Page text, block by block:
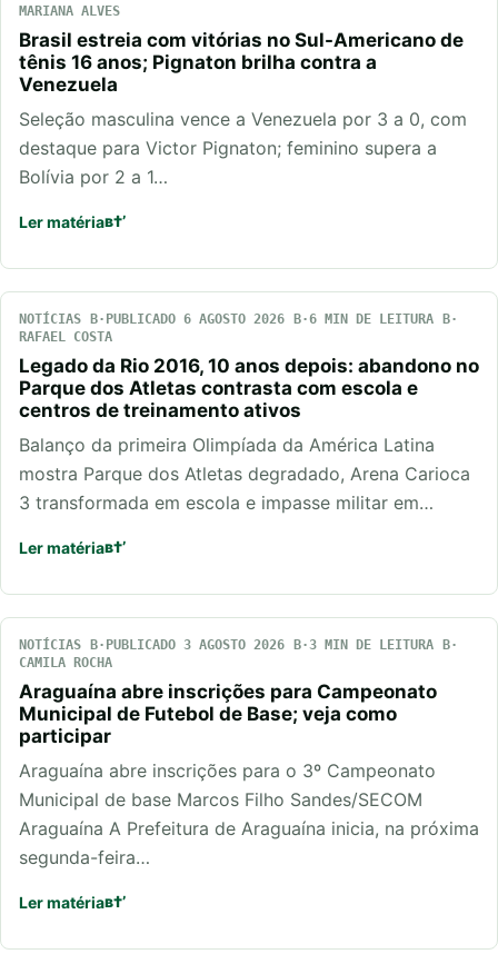
MARIANA ALVES
Brasil estreia com vitórias no Sul-Americano de
tênis 16 anos; Pignaton brilha contra a
Venezuela
Seleção masculina vence a Venezuela por 3 a 0, com
destaque para Victor Pignaton; feminino supera a
Bolívia por 2 a 1…
Ler matéria
NOTÍCIAS PUBLICADO 6 AGOSTO 2026
6 MIN DE LEITURA
RAFAEL COSTA
Legado da Rio 2016, 10 anos depois: abandono no
Parque dos Atletas contrasta com escola e
centros de treinamento ativos
Balanço da primeira Olimpíada da América Latina
mostra Parque dos Atletas degradado, Arena Carioca
3 transformada em escola e impasse militar em…
Ler matéria
NOTÍCIAS PUBLICADO 3 AGOSTO 2026
3 MIN DE LEITURA
CAMILA ROCHA
Araguaína abre inscrições para Campeonato
Municipal de Futebol de Base; veja como
participar
Araguaína abre inscrições para o 3º Campeonato
Municipal de base Marcos Filho Sandes/SECOM
Araguaína A Prefeitura de Araguaína inicia, na próxima
segunda-feira…
Ler matéria